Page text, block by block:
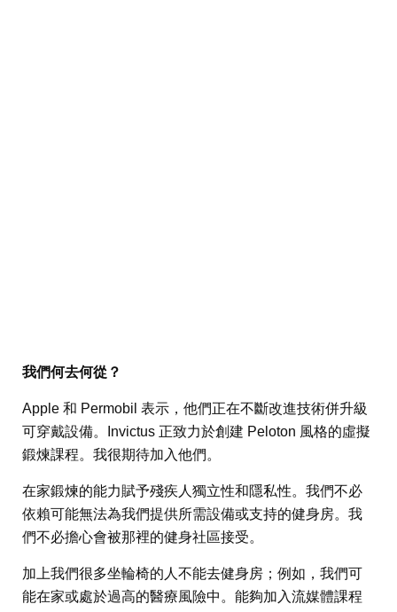
我們何去何從？
Apple 和 Permobil 表示，他們正在不斷改進技術併升級
可穿戴設備。Invictus 正致力於創建 Peloton 風格的虛擬
鍛煉課程。我很期待加入他們。
在家鍛煉的能力賦予殘疾人獨立性和隱私性。我們不必
依賴可能無法為我們提供所需設備或支持的健身房。我
們不必擔心會被那裡的健身社區接受。
加上我們很多坐輪椅的人不能去健身房；例如，我們可
能在家或處於過高的醫療風險中。能夠加入流媒體課程